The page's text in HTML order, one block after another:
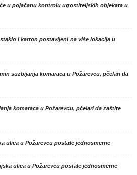
u pojačanu kontrolu ugostiteljskih objekata u
i karton postavljeni na više lokacija u
suzbijanja komaraca u Požarevcu, pčelari da
komaraca u Požarevcu, pčelari da zaštite
ulica u Požarevcu postale jednosmerne
ulica u Požarevcu postale jednosmerne